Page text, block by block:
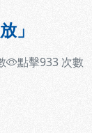
」
點擊933 次數